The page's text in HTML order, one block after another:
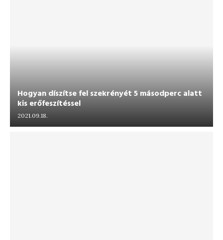
Hogyan díszítse fel szekrényét 5 másodperc alatt
kis erőfeszítéssel
2021.09.18.